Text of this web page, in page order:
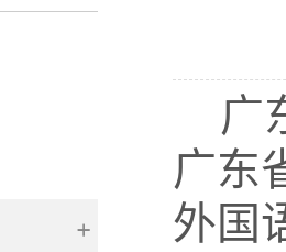
广
广东
外国